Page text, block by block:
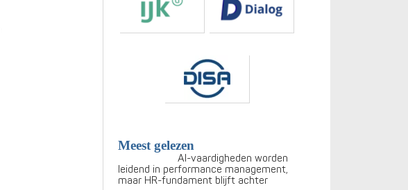
Meest gelezen
AI-vaardigheden worden
leidend in performance management,
maar HR-fundament blijft achter